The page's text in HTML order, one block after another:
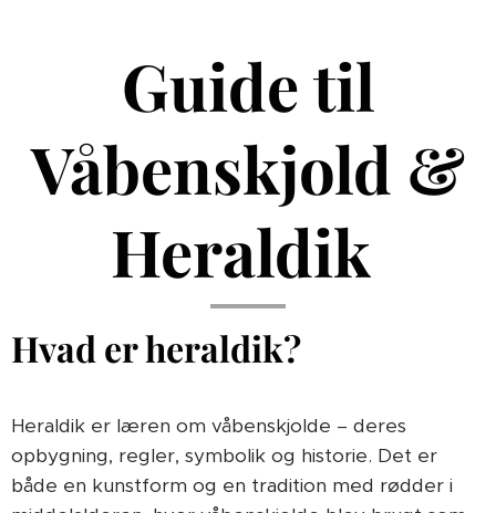
Guide til
Våbenskjold &
Heraldik
Hvad er heraldik?
Heraldik er læren om våbenskjolde – deres
opbygning, regler, symbolik og historie. Det er
både en kunstform og en tradition med rødder i